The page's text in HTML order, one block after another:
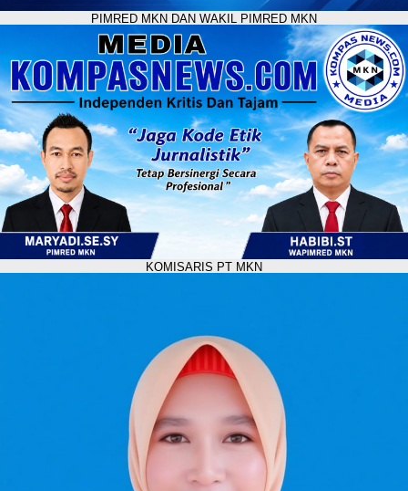
PIMRED MKN DAN WAKIL PIMRED MKN
KOMISARIS PT MKN